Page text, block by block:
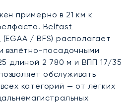
примерно в 21 км к
Belfast
(EGAA / BFS) располагает
взлётно-посадочными
длиной 2 780 м и ВПП 17/35
обслуживать
категорий — от лёгких